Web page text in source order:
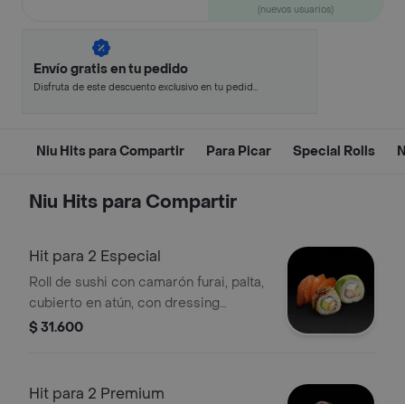
(nuevos usuarios)
Envío gratis en tu pedido
Disfruta de este descuento exclusivo en tu pedido
Niu Hits para Compartir Para Picar Special Rolls
Niu Hits para Compartir
Hit para 2 Especial
Roll de sushi con camarón furai, palta,
cubierto en atún, con dressing
acevichado y chichimi.
$ 31.600
Hit para 2 Premium